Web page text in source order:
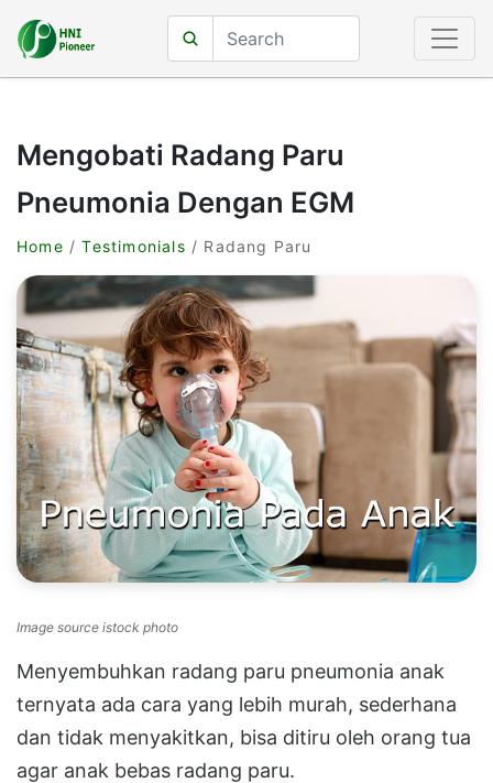
Mengobati Radang Paru
Pneumonia Dengan EGM
Home /Testimonials / Radang Paru
Image source istock photo
Menyembuhkan radang paru pneumonia anak
ternyata ada cara yang lebih murah, sederhana
dan tidak menyakitkan, bisa ditiru oleh orang tua
agar anak bebas radang paru.